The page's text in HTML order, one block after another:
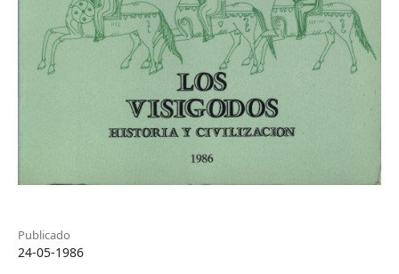
Publicado
24-05-1986